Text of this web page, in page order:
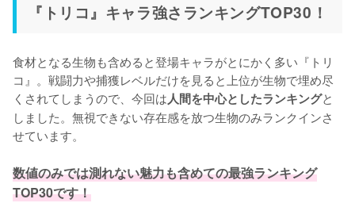
『トリコ』キャラ強さランキングTOP30！
食材となる生物も含めると登場キャラがとにかく多い『トリ
コ』。戦闘力や捕獲レベルだけを見ると上位が生物で埋め尽
くされてしまうので、今回は人間を中心としたランキングと
しました。無視できない存在感を放つ生物のみランクインさ
せています。
数値のみでは測れない魅力も含めての最強ランキング
TOP30です！